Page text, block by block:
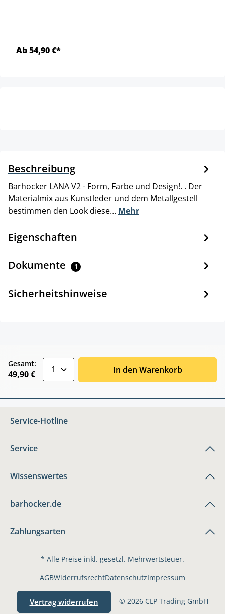
Ab 54,90 €*
Beschreibung
Barhocker LANA V2 - Form, Farbe und Design!. . Der
Materialmix aus Kunstleder und dem Metallgestell
bestimmen den Look diese… Mehr
Eigenschaften
Dokumente 1
Sicherheitshinweise
Gesamt:
49,90 € In den Warenkorb
Service-Hotline
Service
Wissenswertes
barhocker.de
Zahlungsarten
* Alle Preise inkl. gesetzl. Mehrwertsteuer.
Vertrag widerrufen © 2026 CLP Trading GmbH
AGBWiderrufsrechtDatenschutzImpressum